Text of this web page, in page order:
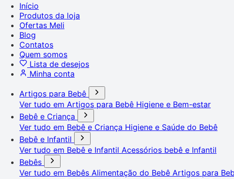
Início
Produtos da loja
Ofertas Meli
Blog
Contatos
Quem somos
Lista de desejos
Minha conta
Artigos para Bebê
Ver tudo em Artigos para Bebê Higiene e Bem-estar
Bebê e Criança
Ver tudo em Bebê e Criança Higiene e Saúde do Bebê
Bebê e Infantil
Ver tudo em Bebê e Infantil Acessórios bebê e Infantil
Bebês
Ver tudo em Bebês Alimentação do Bebê Artigos para